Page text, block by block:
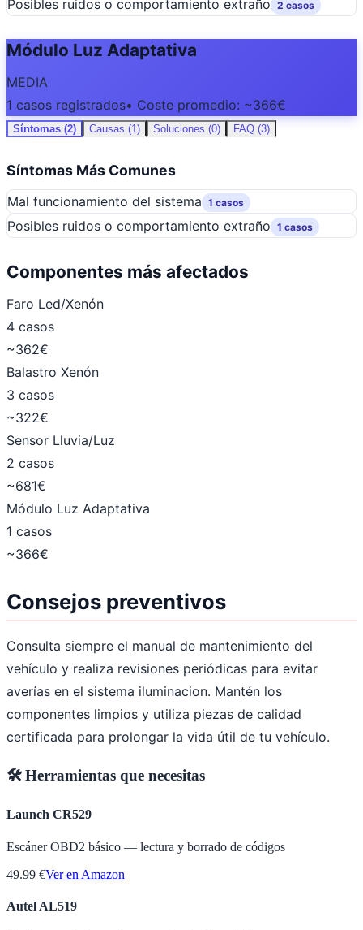
Posibles ruidos o comportamiento extraño 2 casos
Módulo Luz Adaptativa
MEDIA
1 casos registrados• Coste promedio: ~366€
Síntomas (2) Causas (1) Soluciones (0) FAQ (3)
Síntomas Más Comunes
Mal funcionamiento del sistema 1 casos
Posibles ruidos o comportamiento extraño 1 casos
Componentes más afectados
Faro Led/Xenón
4 casos
~362€
Balastro Xenón
3 casos
~322€
Sensor Lluvia/Luz
2 casos
~681€
Módulo Luz Adaptativa
1 casos
~366€
Consejos preventivos
Consulta siempre el manual de mantenimiento del
vehículo y realiza revisiones periódicas para evitar
averías en el sistema iluminacion. Mantén los
componentes limpios y utiliza piezas de calidad
certificada para prolongar la vida útil de tu vehículo.
🛠️ Herramientas que necesitas
Launch CR529
Escáner OBD2 básico — lectura y borrado de códigos
49.99 €Ver en Amazon
Autel AL519